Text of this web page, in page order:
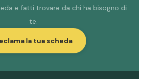
e fatti trovare da chi ha bisogno di
te.
la tua scheda